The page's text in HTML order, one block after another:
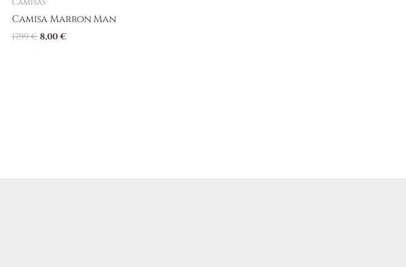
Camisas
Camisa Marron Man
17,99€ 8,00€